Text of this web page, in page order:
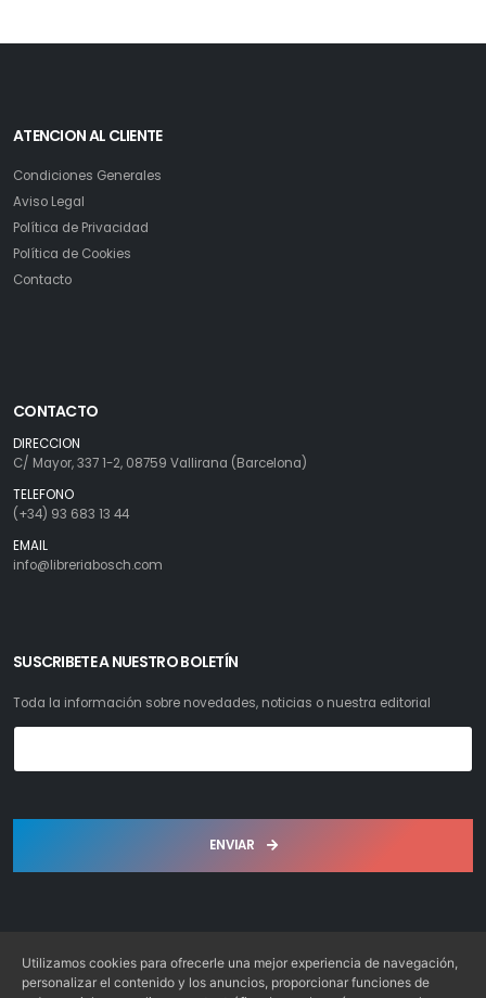
ATENCION AL CLIENTE
Condiciones Generales
Aviso Legal
Política de Privacidad
Política de Cookies
Contacto
CONTACTO
DIRECCION
C/ Mayor, 337 1-2, 08759 Vallirana (Barcelona)
TELEFONO
(+34) 93 683 13 44
EMAIL
info@libreriabosch.com
SUSCRIBETE A NUESTRO BOLETÍN
Toda la información sobre novedades, noticias o nuestra editorial
ENVIAR
Utilizamos cookies para ofrecerle una mejor experiencia de navegación,
personalizar el contenido y los anuncios, proporcionar funciones de